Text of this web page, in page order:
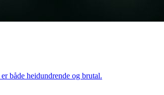
både heidundrende og brutal.